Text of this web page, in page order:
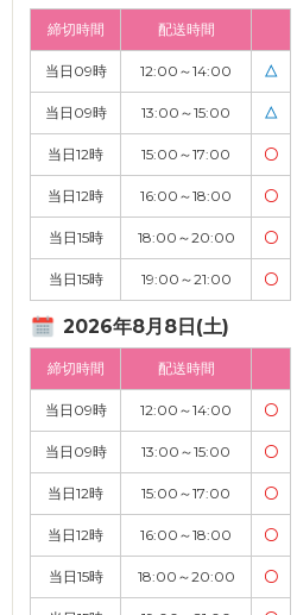
締切時間 配送時間
当日09時 12:00～14:00 △
当日09時 13:00～15:00 △
当日12時 15:00～17:00 〇
当日12時 16:00～18:00 〇
当日15時 18:00～20:00 〇
当日15時 19:00～21:00 〇
2026年8月8日(土)
締切時間 配送時間
当日09時 12:00～14:00 〇
当日09時 13:00～15:00 〇
当日12時 15:00～17:00 〇
当日12時 16:00～18:00 〇
当日15時 18:00～20:00 〇